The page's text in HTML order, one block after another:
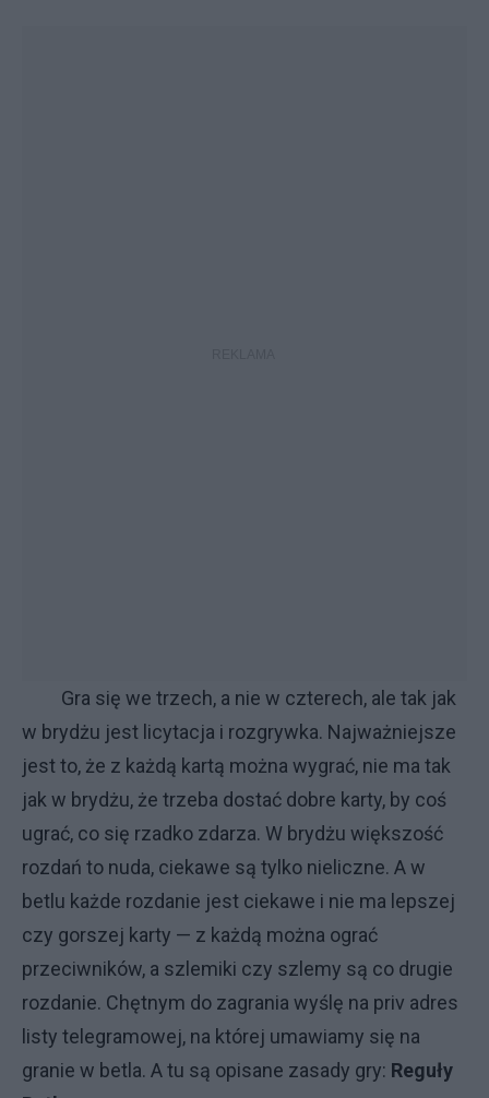
Gra się we trzech, a nie w czterech, ale tak jak
w brydżu jest licytacja i rozgrywka. Najważniejsze
jest to, że z każdą kartą można wygrać, nie ma tak
jak w brydżu, że trzeba dostać dobre karty, by coś
ugrać, co się rzadko zdarza. W brydżu większość
rozdań to nuda, ciekawe są tylko nieliczne. A w
betlu każde rozdanie jest ciekawe i nie ma lepszej
czy gorszej karty — z każdą można ograć
przeciwników, a szlemiki czy szlemy są co drugie
rozdanie. Chętnym do zagrania wyślę na priv adres
listy telegramowej, na której umawiamy się na
granie w betla. A tu są opisane zasady gry: Reguły